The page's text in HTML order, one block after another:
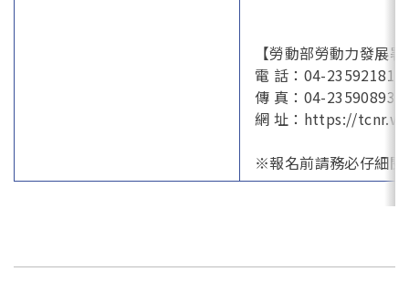
【勞動部勞動力發展
電 話：04-23592181
傳 真：04-23590893
網 址：https://
※報名前請務必仔細閱